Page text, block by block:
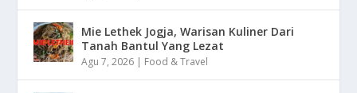
Mie Lethek Jogja, Warisan Kuliner Dari
Tanah Bantul Yang Lezat
Agu 7, 2026 | Food & Travel